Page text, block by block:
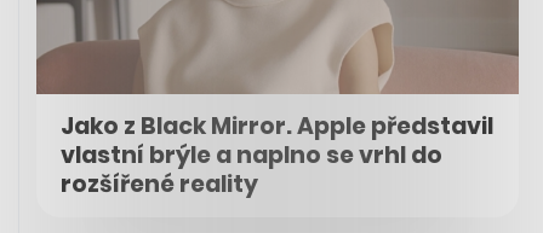
Jako z Black Mirror. Apple představil
vlastní brýle a naplno se vrhl do
rozšířené reality